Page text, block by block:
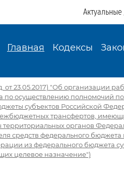
Главная Кодексы
от 23.05.2017) "Об организации
по осуществлению полномочий
субъектов Российской
трансфертов,
органов
средств федерального бюджета
из федерального бюджета
целевое назначение")